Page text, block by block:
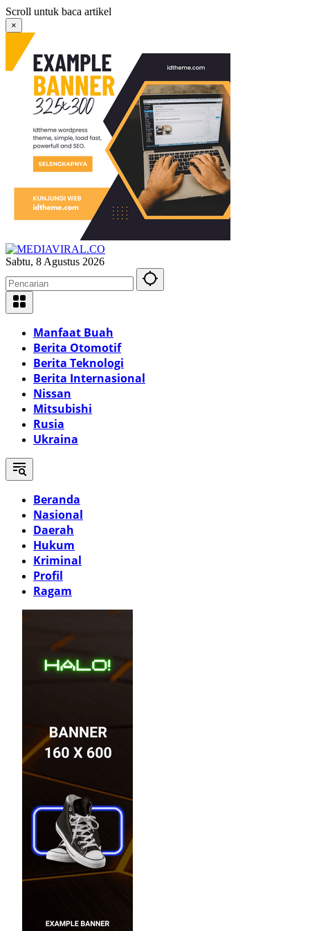
Langsung
ke
konten
Scroll untuk baca artikel
×
Sabtu, 8 Agustus 2026
Manfaat Buah
Berita Otomotif
Berita Teknologi
Berita Internasional
Nissan
Mitsubishi
Rusia
Ukraina
Beranda
Nasional
Daerah
Hukum
Kriminal
Profil
Ragam